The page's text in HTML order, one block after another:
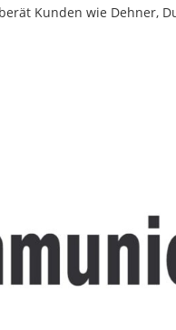
Kunden wie Dehner,